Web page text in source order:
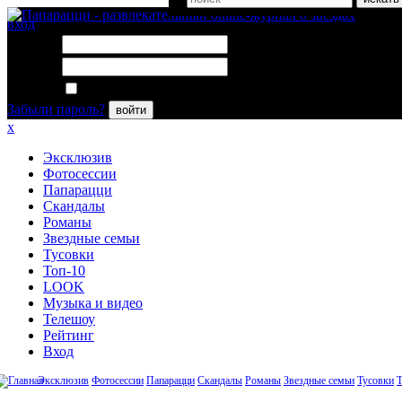
вход
Забыли пароль?
войти
x
Эксклюзив
Фотосессии
Папарацци
Скандалы
Романы
Звездные семьи
Тусовки
Топ-10
LOOK
Музыка и видео
Телешоу
Рейтинг
Вход
Эксклюзив Фотосессии Папарацци Скандалы Романы Звездные семьи Тусовки